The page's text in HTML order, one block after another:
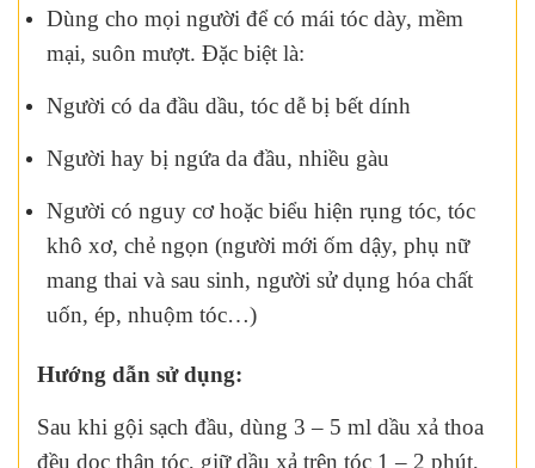
Dùng cho mọi người để có mái tóc dày, mềm
mại, suôn mượt. Đặc biệt là:
Người có da đầu dầu, tóc dễ bị bết dính
Người hay bị ngứa da đầu, nhiều gàu
Người có nguy cơ hoặc biểu hiện rụng tóc, tóc
khô xơ, chẻ ngọn (người mới ốm dậy, phụ nữ
mang thai và sau sinh, người sử dụng hóa chất
uốn, ép, nhuộm tóc…)
Hướng dẫn sử dụng:
Sau khi gội sạch đầu, dùng 3 – 5 ml dầu xả thoa
đều dọc thân tóc, giữ dầu xả trên tóc 1 – 2 phút,